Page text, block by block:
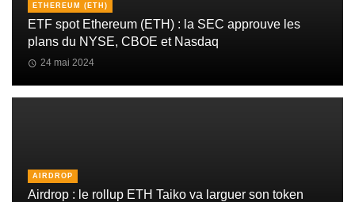
ETHEREUM (ETH)
ETF spot Ethereum (ETH) : la SEC approuve les
plans du NYSE, CBOE et Nasdaq
24 mai 2024
AIRDROP
Airdrop : le rollup ETH Taiko va larguer son token